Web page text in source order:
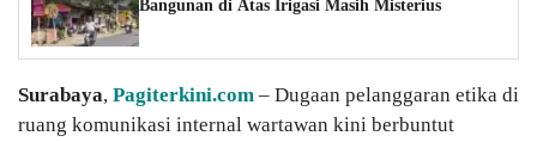
Bangunan di Atas Irigasi Masih Misterius
Surabaya, Pagiterkini.com – Dugaan pelanggaran etika di
ruang komunikasi internal wartawan kini berbuntut